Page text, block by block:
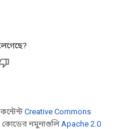
Creative Commons
নমুনাগুলিApache 2.0